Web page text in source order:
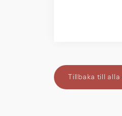
Tillbaka till